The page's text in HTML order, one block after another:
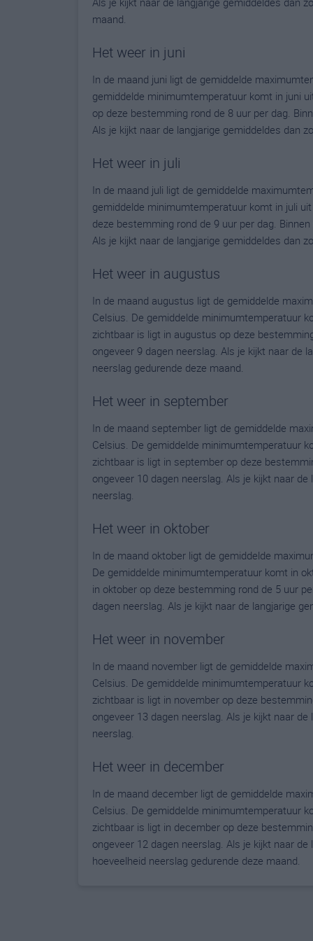
maand.
Het weer in juni
In de maand juni ligt de gemiddelde
gemiddelde minimumtemperatuur komt in juni
op deze bestemming rond de 8 uur per dag.
Als je kijkt naar de langjarige gemiddeldes dan
Het weer in juli
In de maand juli ligt de gemiddelde
gemiddelde minimumtemperatuur komt in juli
deze bestemming rond de 9 uur per dag.
Als je kijkt naar de langjarige gemiddeldes dan
Het weer in augustus
In de maand augustus ligt de gemiddelde
Celsius. De gemiddelde minimumtemperatuur
zichtbaar is ligt in augustus op deze
ongeveer 9 dagen neerslag. Als je kijkt naar de
neerslag gedurende deze maand.
Het weer in september
In de maand september ligt de gemiddelde
Celsius. De gemiddelde minimumtemperatuur
zichtbaar is ligt in september op deze
ongeveer 10 dagen neerslag. Als je kijkt naar
neerslag.
Het weer in oktober
In de maand oktober ligt de gemiddelde
De gemiddelde minimumtemperatuur komt in
in oktober op deze bestemming rond de 5 uur
dagen neerslag. Als je kijkt naar de langjarige
Het weer in november
In de maand november ligt de gemiddelde
Celsius. De gemiddelde minimumtemperatuur
zichtbaar is ligt in november op deze
ongeveer 13 dagen neerslag. Als je kijkt naar
neerslag.
Het weer in december
In de maand december ligt de gemiddelde
Celsius. De gemiddelde minimumtemperatuur
zichtbaar is ligt in december op deze
ongeveer 12 dagen neerslag. Als je kijkt naar
hoeveelheid neerslag gedurende deze maand.